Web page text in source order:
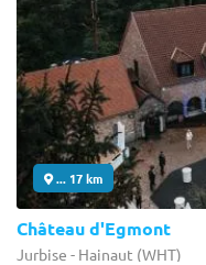
... 17 km
Château d'Egmont
Jurbise - Hainaut (WHT)